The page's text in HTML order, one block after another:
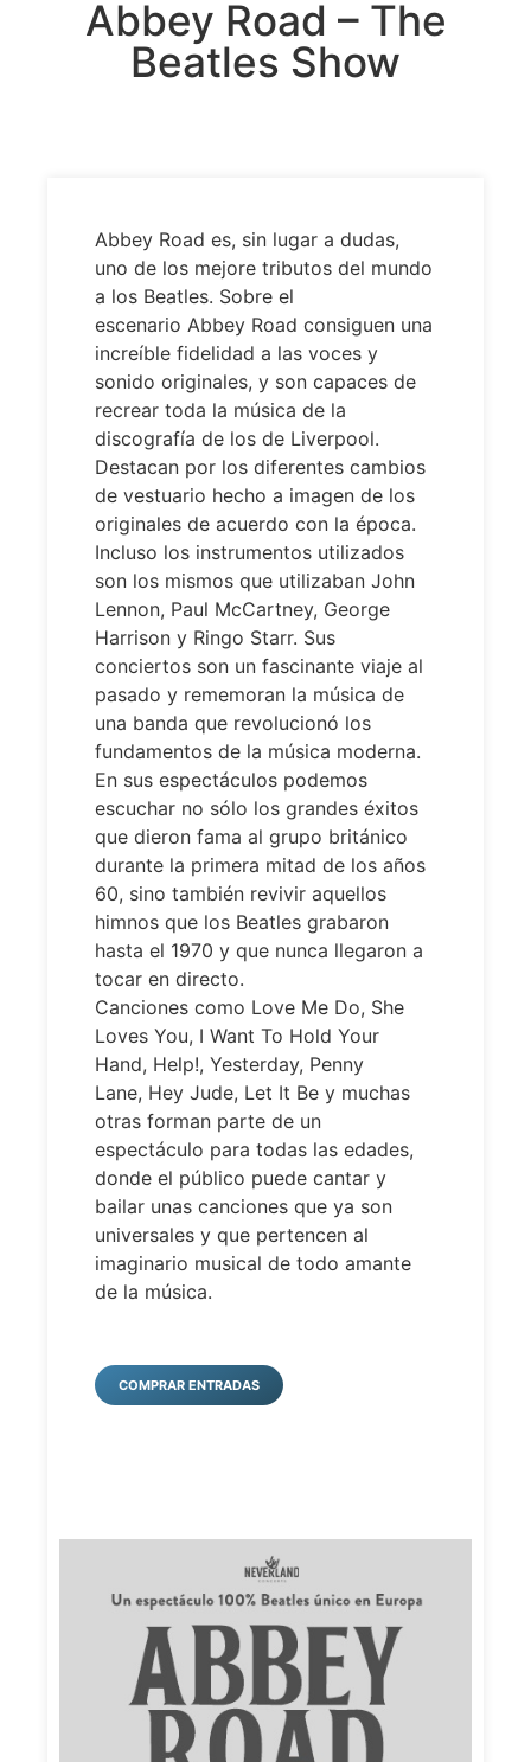
Abbey Road – The
Beatles Show
Abbey Road es, sin lugar a dudas,
uno de los mejore tributos del mundo
a los Beatles. Sobre el
escenario Abbey Road consiguen una
increíble fidelidad a las voces y
sonido originales, y son capaces de
recrear toda la música de la
discografía de los de Liverpool.
Destacan por los diferentes cambios
de vestuario hecho a imagen de los
originales de acuerdo con la época.
Incluso los instrumentos utilizados
son los mismos que utilizaban John
Lennon, Paul McCartney, George
Harrison y Ringo Starr. Sus
conciertos son un fascinante viaje al
pasado y rememoran la música de
una banda que revolucionó los
fundamentos de la música moderna.
En sus espectáculos podemos
escuchar no sólo los grandes éxitos
que dieron fama al grupo británico
durante la primera mitad de los años
60, sino también revivir aquellos
himnos que los Beatles grabaron
hasta el 1970 y que nunca llegaron a
tocar en directo.
Canciones como Love Me Do, She
Loves You, I Want To Hold Your
Hand, Help!, Yesterday, Penny
Lane, Hey Jude, Let It Be y muchas
otras forman parte de un
espectáculo para todas las edades,
donde el público puede cantar y
bailar unas canciones que ya son
universales y que pertencen al
imaginario musical de todo amante
de la música.
COMPRAR ENTRADAS